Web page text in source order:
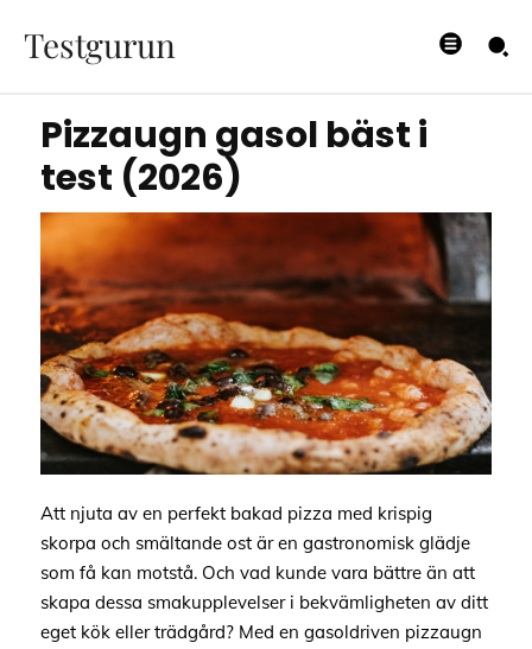
Testgurun
14/03/2024
Pizzaugn gasol bäst i
test (2026)
Att njuta av en perfekt bakad pizza med krispig
skorpa och smältande ost är en gastronomisk glädje
som få kan motstå. Och vad kunde vara bättre än att
skapa dessa smakupplevelser i bekvämligheten av ditt
eget kök eller trädgård? Med en gasoldriven pizzaugn